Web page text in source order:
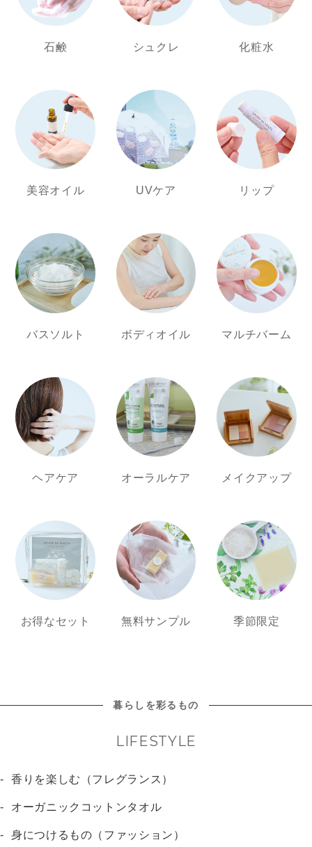
石鹸 シュクレ 化粧水
美容オイル UVケア リップ
バスソルト ボディオイル マルチバーム
ヘアケア オーラルケア メイクアップ
お得なセット 無料サンプル 季節限定
暮らしを彩るもの
LIFESTYLE
香りを楽しむ（フレグランス）
オーガニックコットンタオル
身につけるもの（ファッション）